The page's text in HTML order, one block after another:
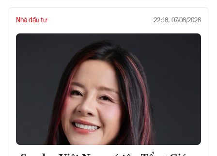
Nhà đầu tư 22:18, 07/08/2026